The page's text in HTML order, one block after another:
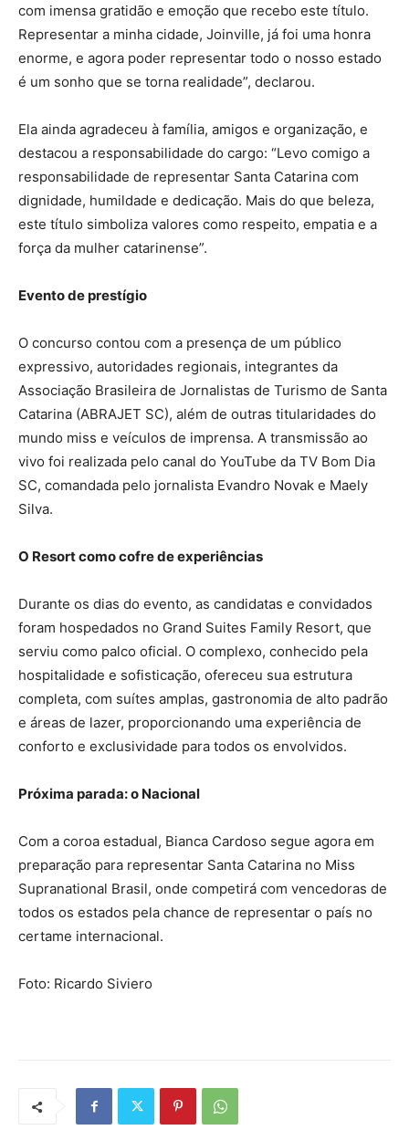
com imensa gratidão e emoção que recebo este título.
Representar a minha cidade, Joinville, já foi uma honra
enorme, e agora poder representar todo o nosso estado
é um sonho que se torna realidade”, declarou.
Ela ainda agradeceu à família, amigos e organização, e
destacou a responsabilidade do cargo: “Levo comigo a
responsabilidade de representar Santa Catarina com
dignidade, humildade e dedicação. Mais do que beleza,
este título simboliza valores como respeito, empatia e a
força da mulher catarinense”.
Evento de prestígio
O concurso contou com a presença de um público
expressivo, autoridades regionais, integrantes da
Associação Brasileira de Jornalistas de Turismo de Santa
Catarina (ABRAJET SC), além de outras titularidades do
mundo miss e veículos de imprensa. A transmissão ao
vivo foi realizada pelo canal do YouTube da TV Bom Dia
SC, comandada pelo jornalista Evandro Novak e Maely
Silva.
O Resort como cofre de experiências
Durante os dias do evento, as candidatas e convidados
foram hospedados no Grand Suites Family Resort, que
serviu como palco oficial. O complexo, conhecido pela
hospitalidade e sofisticação, ofereceu sua estrutura
completa, com suítes amplas, gastronomia de alto padrão
e áreas de lazer, proporcionando uma experiência de
conforto e exclusividade para todos os envolvidos.
Próxima parada: o Nacional
Com a coroa estadual, Bianca Cardoso segue agora em
preparação para representar Santa Catarina no Miss
Supranational Brasil, onde competirá com vencedoras de
todos os estados pela chance de representar o país no
certame internacional.
Foto: Ricardo Siviero